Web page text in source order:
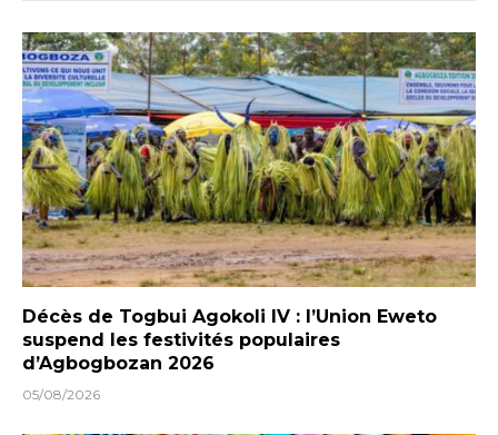
Décès de Togbui Agokoli IV : l’Union Eweto
suspend les festivités populaires
d’Agbogbozan 2026
05/08/2026